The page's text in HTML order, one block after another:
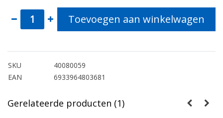
Toevoegen aan winkelwagen
SKU
40080059
EAN
6933964803681
Gerelateerde producten (1)